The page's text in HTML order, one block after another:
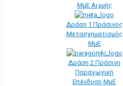
ΜμΕ Αιχμής
Δράση 1 Πράσινος
Μετασχηματισμός
ΜμΕ
Δράση 2 Πράσινη
Παραγωγική
Επένδυση ΜμΕ